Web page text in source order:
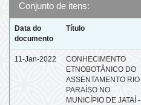
Conjunto de itens:
Data do
documento
Título
11-Jan-2022
CONHECIMENTO
ETNOBOTÂNICO DO
ASSENTAMENTO RIO
PARAÍSO NO
MUNICÍPIO DE JATAÍ -